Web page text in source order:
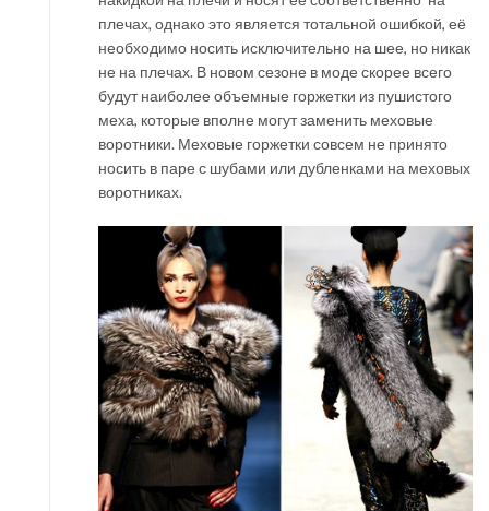
плечах, однако это является тотальной ошибкой, её
необходимо носить исключительно на шее, но никак
не на плечах. В новом сезоне в моде скорее всего
будут наиболее объемные горжетки из пушистого
меха, которые вполне могут заменить меховые
воротники. Меховые горжетки совсем не принято
носить в паре с шубами или дубленками на меховых
воротниках.